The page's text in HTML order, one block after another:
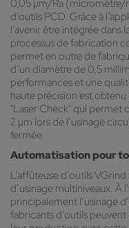
0,05 µm/Ra (micromètre/
d’outils PCD. Grâce à
l’avenir être intégrée dans
processus de fabrication
permet en outre de
d’un diamètre de 0,5
performances et une
haute précision est
"Laser Check" qui permet
2 µm lors de l’usinage
fermée.
Automatisation pour
L’affûteuse d’outils
d’usinage multiniveaux. À
principalement l’usinage
fabricants d’outils